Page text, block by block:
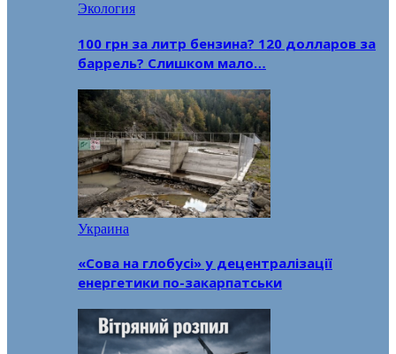
Экология
100 грн за литр бензина? 120 долларов за
баррель? Слишком мало…
Украина
«Сова на глобусі» у децентралізації
енергетики по-закарпатськи